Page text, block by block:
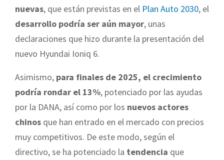
nuevas, que están previstas en el Plan Auto 2030, el
desarrollo podría ser aún mayor, unas
declaraciones que hizo durante la presentación del
nuevo Hyundai Ioniq 6.
Asimismo, para finales de 2025, el crecimiento
podría rondar el 13%, potenciado por las ayudas
por la DANA, así como por los nuevos actores
chinos que han entrado en el mercado con precios
muy competitivos. De este modo, según el
directivo, se ha potenciado la tendencia que